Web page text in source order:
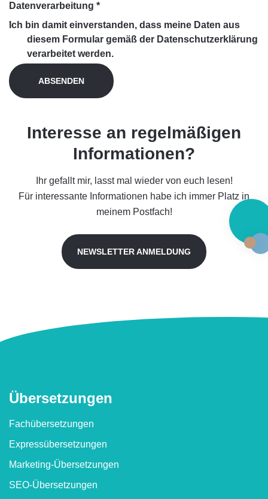
Datenverarbeitung *
Ich bin damit einverstanden, dass meine Daten aus
diesem Formular gemäß der Datenschutzerklärung
verarbeitet werden.
ABSENDEN
Interesse an regelmäßigen
Informationen?
Ihr gefallt mir, lasst mal wieder von euch lesen!
Für interessante Informationen habe ich immer Platz in
meinem Postfach!
NEWSLETTER ANMELDUNG
Überset­zungen
Fachübersetzungen
Express­übersetzungen
Marketing-Übersetzungen
SEO-Übersetzungen